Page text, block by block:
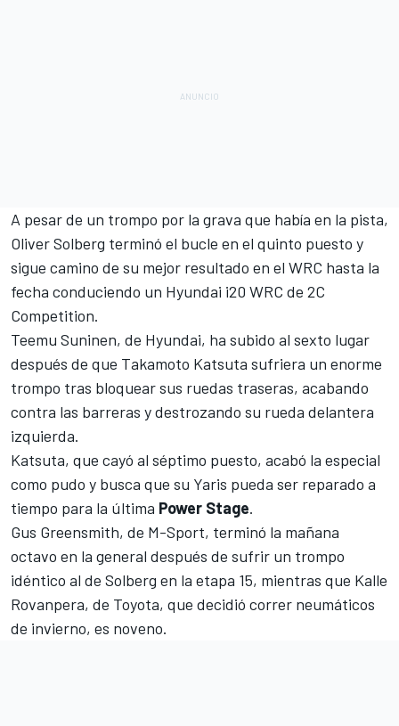
A pesar de un trompo por la grava que había en la pista,
Oliver Solberg terminó el bucle en el quinto puesto y
sigue camino de su mejor resultado en el WRC hasta la
fecha conduciendo un Hyundai i20 WRC de 2C
Competition.
Teemu Suninen, de Hyundai, ha subido al sexto lugar
después de que Takamoto Katsuta sufriera un enorme
trompo tras bloquear sus ruedas traseras, acabando
contra las barreras y destrozando su rueda delantera
izquierda.
Katsuta, que cayó al séptimo puesto, acabó la especial
como pudo y busca que su Yaris pueda ser reparado a
tiempo para la última Power Stage.
Gus Greensmith, de M-Sport, terminó la mañana
octavo en la general después de sufrir un trompo
idéntico al de Solberg en la etapa 15, mientras que Kalle
Rovanpera, de Toyota, que decidió correr neumáticos
de invierno, es noveno.